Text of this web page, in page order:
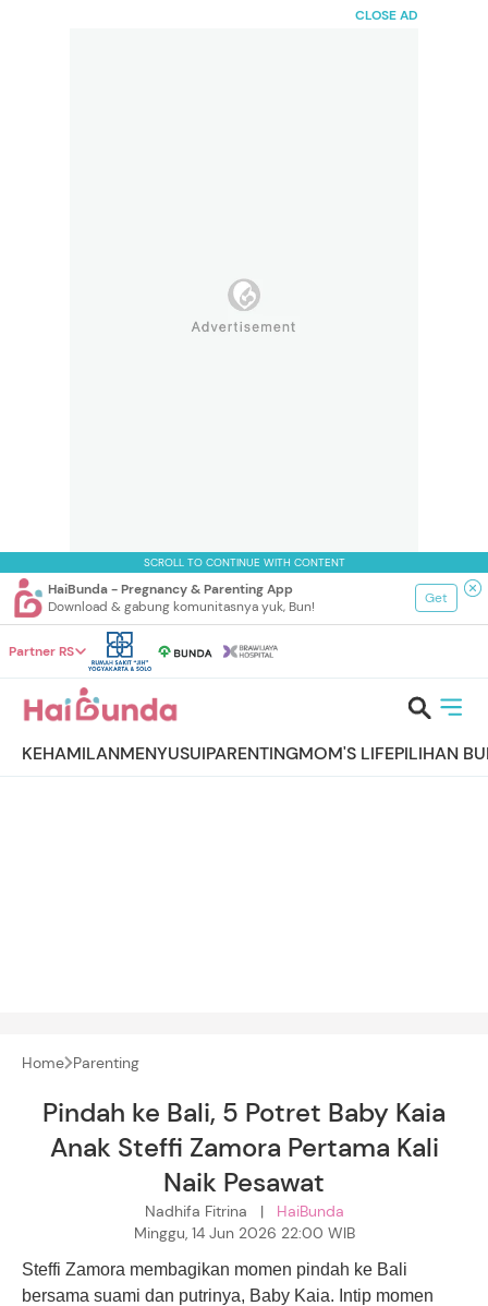
CLOSE AD
SCROLL TO CONTINUE WITH CONTENT
HaiBunda - Pregnancy & Parenting App
Download & gabung komunitasnya yuk, Bun!
Get
Partner RS
KEHAMILANMENYUSUIPARENTINGMOM'S LIFEPILIHAN
Home Parenting
Pindah ke Bali, 5 Potret Baby Kaia
Anak Steffi Zamora Pertama Kali
Naik Pesawat
Nadhifa Fitrina | HaiBunda
Minggu, 14 Jun 2026 22:00 WIB
Steffi Zamora membagikan momen pindah ke Bali
bersama suami dan putrinya, Baby Kaia. Intip momen